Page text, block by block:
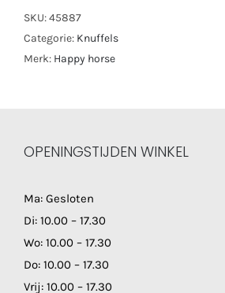
SKU:45887
Categorie: Knuffels
Merk: Happy horse
OPENINGSTIJDEN WINKEL
Ma: Gesloten
Di: 10.00 – 17.30
Wo: 10.00 – 17.30
Do: 10.00 – 17.30
Vrij: 10.00 – 17.30